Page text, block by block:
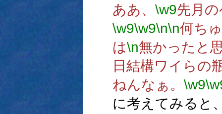
ああ、 \w9先月
\w9\w9\n\n何ち
は\n無かったと
日結構ワイらの
ねんなぁ。 \w9
に考えてみると